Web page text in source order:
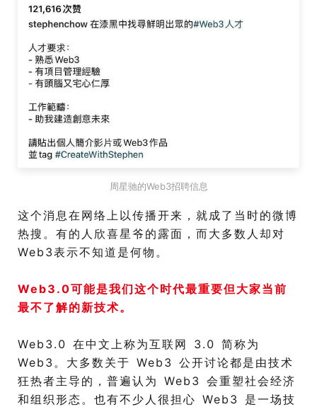
周星驰的Web3招聘信息
这个消息在网络上以传播开来，就成了当时的微博
热搜。有的人欣喜星爷的露面，而大多数人却对
Web3表示不知道是何物。
Web3.0可能是我们这个时代最重要但大家当前
最不了解的新技术。
Web3.0 在中文上称为互联网 3.0 简称为
Web3。大多数关于 Web3 公开讨论都是由技术
狂热者主导的，普遍认为 Web3 会重塑社会经济
和组织形态。也有不少人很担心 Web3 是一场技